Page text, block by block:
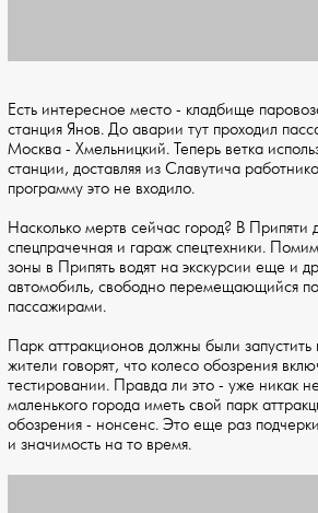
Есть интересное место - кладбище
станция Янов. До аварии тут проходил
Москва - Хмельницкий. Теперь ветка
станции, доставляя из Славутича
программу это не входило.
Насколько мертв сейчас город? В Припяти
спецпрачечная и гараж спецтехники.
зоны в Припять водят на экскурсии еще и
автомобиль, свободно перемещающийся
пассажирами.
Парк аттракционов должны были
жители говорят, что колесо обозрения
тестировании. Правда ли это - уже никак
маленького города иметь свой парк
обозрения - нонсенс. Это еще раз
и значимость на то время.